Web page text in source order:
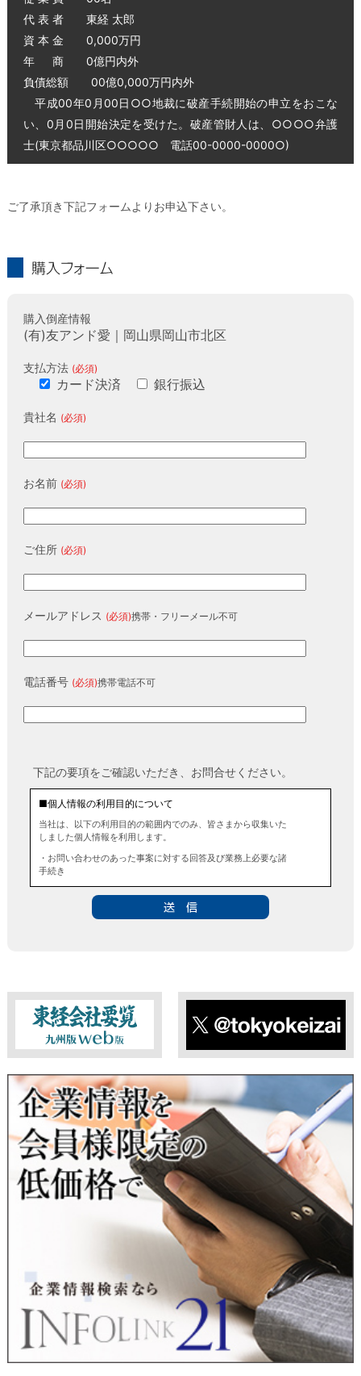
代 表 者 東経 太郎
資 本 金 0,000万円
年 商 0億円内外
負債総額 00億0,000万円内外
平成00年0月00日○○地裁に破産手続開始の申立をおこな
い、0月0日開始決定を受けた。破産管財人は、○○○○弁護
士(東京都品川区○○○○○ 電話00-0000-0000○)
ご了承頂き下記フォームよりお申込下さい。
購入倒産情報
(有)友アンド愛｜岡山県岡山市北区
支払方法 (必須)
カード決済 銀行振込
貴社名 (必須)
お名前 (必須)
ご住所 (必須)
メールアドレス (必須)携帯・フリーメール不可
電話番号 (必須)携帯電話不可
下記の要項をご確認いただき、お問合せください。
■個人情報の利用目的について
当社は、以下の利用目的の範囲内でのみ、皆さまから収集いた
しました個人情報を利用します。
・お問い合わせのあった事案に対する回答及び業務上必要な諸
手続き
■個人情報の第三者提供について
■ 個人情報提供の任意性及び留意点
個人情報のご提供は任意ですが、必要な個人情報をご提供いた
だけなかった場合は、上記利用目的を達成できない場合があり
ますのでご了承ください。
当社は、本人が自己の個人情報について、通知・開示・訂正・
追加・削除・利用停止・提供停止の希望がございましたら、本
人または代理人の請求応じて、個人データの通知・開示・訂
正・追加・削除・利用停止・提供停止の請求に応じます。
受付方法は、本人確認資料（運転免許証、パスポート何れかの
コピー）、「個人情報取扱申請書」「委任状」（代理人による
申請の場合のみ必要となります）を当社宛にお送り下さい。
＜個人情報保護に関するお問合せ・相談窓口＞
〒802-0004 北九州市小倉北区鍛冶町2丁目5-11（第一東経ビ
フリーダイヤル 0120-55-9986
受付時間 平日9：00～17：00
東経会社要覧web版 X